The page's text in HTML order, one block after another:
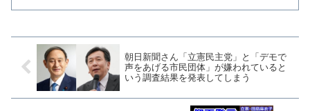
朝日新聞さん「立憲民主党」と「デモで
声をあげる市民団体」が嫌われていると
いう調査結果を発表してしまう